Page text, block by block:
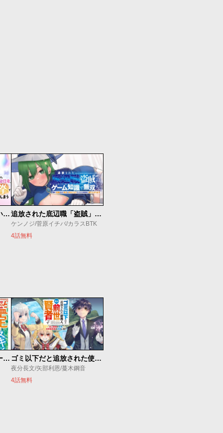
【悲報】清楚系で売っていた底辺配信者、うっかり配信を切り忘れたままSS級モンスターを拳で殴り飛ばしてしまう 追放された底辺職「盗賊」はゲーム知識で無双する。一緒に召喚された先生も外れジョブだったけど効率的に成り上がります
ケンノジ/菅原イチバ/カラスBTK
4話無料
俺の『鑑定』スキルがチートすぎて ゴミ以下だと追放された使用人、実は前世賢者です ～史上最強の賢者、世界最高峰の学園に通う～
夜分長文/矢部利恩/蔓木鋼音
4話無料